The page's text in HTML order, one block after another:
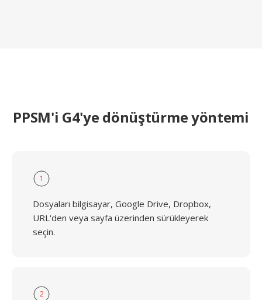
PPSM'i G4'ye dönüştürme yöntemi
1
Dosyaları bilgisayar, Google Drive, Dropbox,
URL'den veya sayfa üzerinden sürükleyerek
seçin.
2